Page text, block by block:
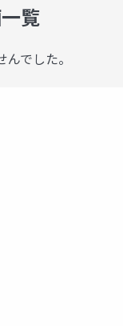
覧
でした。